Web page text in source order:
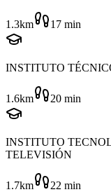
1.3km 17 min
INSTITUTO
1.6km 20 min
INSTITUTO
TELEVISIÓN
1.7km 22 min